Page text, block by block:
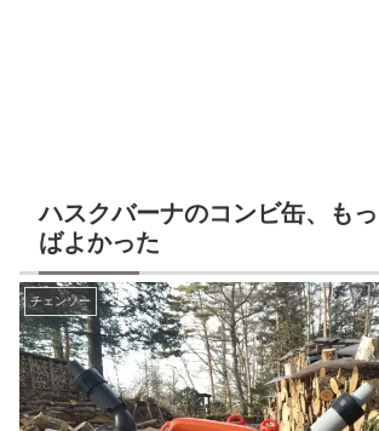
ハスクバーナのコンビ缶、も
ばよかった
チェンソー